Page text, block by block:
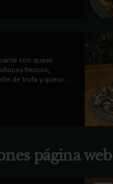
con queso
frescos,
de trufa y queso
página web